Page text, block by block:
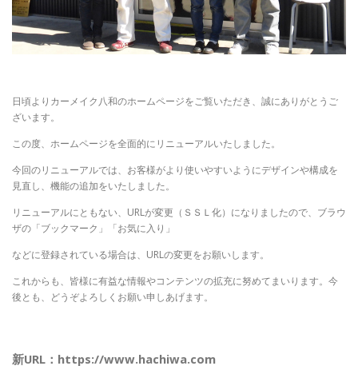
日頃よりカーメイク八和のホームページをご覧いただき、誠にありがとうご
ざいます。
この度、ホームページを全面的にリニューアルいたしました。
今回のリニューアルでは、お客様がより使いやすいようにデザインや構成を
見直し、機能の追加をいたしました。
リニューアルにともない、URLが変更（ＳＳＬ化）になりましたので、ブラウ
ザの「ブックマーク」「お気に入り」
などに登録されている場合は、URLの変更をお願いします。
これからも、皆様に有益な情報やコンテンツの拡充に努めてまいります。今
後とも、どうぞよろしくお願い申しあげます。
新URL：https://www.hachiwa.com